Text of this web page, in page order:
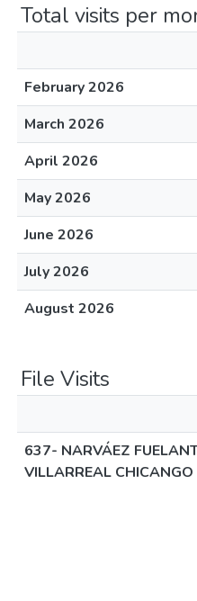
Total visits per
February 2026
March 2026
April 2026
May 2026
June 2026
July 2026
August 2026
File Visits
637- NARVÁEZ
VILLARREAL